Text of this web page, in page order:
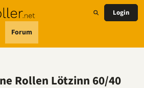
Forum
Login
Rollen Lötzinn 60/40